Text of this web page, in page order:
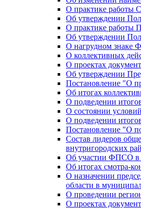
О практике работы
Об утверждении
О практике
Об утверждении
О нагрудном знаке
О коллективных
О проектах
Об утверждении
Постановление "О
Об итогах
О подведении
О состоянии
О подведении
Постановление "О
Состав лидеров
внутригородских
Об участии ФПСО в
Об итогах смотра-
О назначении
области в
О проведении
О проектах